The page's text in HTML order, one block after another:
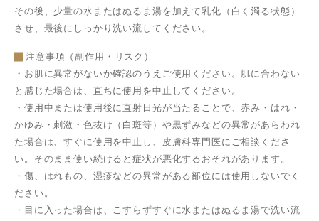
その後、少量の水またはぬるま湯を加えて乳化（白く濁る状態）
させ、最後にしっかり洗い流してください。
注意事項（副作用・リスク）
・お肌に異常がないか確認のうえご使用ください。肌に合わない
と感じた場合は、直ちに使用を中止してください。
・使用中または使用後に直射日光が当たることで、赤み・はれ・
かゆみ・刺激・色抜け（白斑等）や黒ずみなどの異常があらわれ
た場合は、すぐに使用を中止し、皮膚科専門医にご相談くださ
い。そのまま使い続けると症状が悪化するおそれがあります。
・傷、はれもの、湿疹などの異常がある部位には使用しないでく
ださい。
・目に入った場合は、こすらずすぐに水またはぬるま湯で洗い流